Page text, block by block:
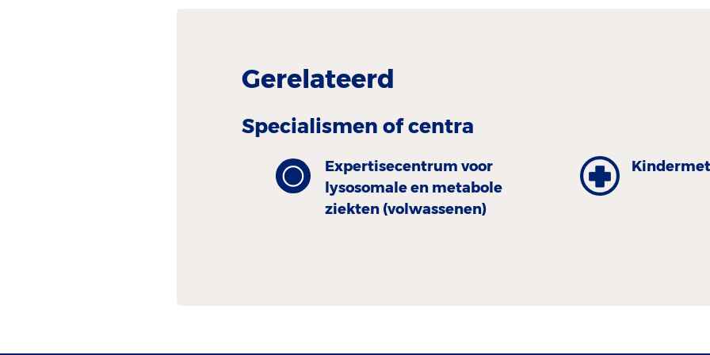
Gerelateerd
Specialismen of centra
Expertisecentrum voor
lysosomale en metabole
ziekten (volwassenen)